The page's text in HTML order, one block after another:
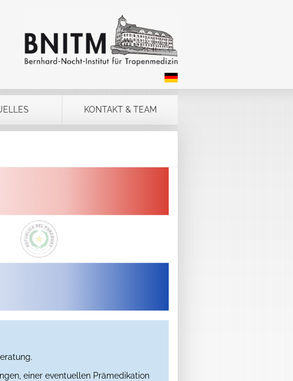
KONTAKT & TEAM
einer eventuellen Prämedikation